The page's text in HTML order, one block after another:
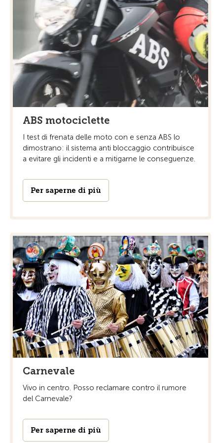
ABS motociclette
I test di frenata delle moto con e senza ABS lo
dimostrano: il sistema anti bloccaggio contribuisce
a evitare gli incidenti e a mitigarne le conseguenze.
Per saperne di più
Carnevale
Vivo in centro. Posso reclamare contro il rumore
del Carnevale?
Per saperne di più